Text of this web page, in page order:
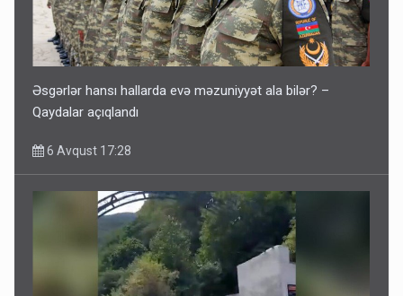
Əsgərlər hansı hallarda evə məzuniyyət ala bilər? –
Qaydalar açıqlandı
6 Avqust 17:28